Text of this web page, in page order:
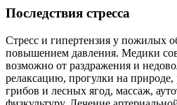
Последствия стресса
Стресс и гипертензия у пожилых
повышением давления. Медики
возможно от раздражения и
релаксацию, прогулки на
грибов и лесных ягод, массаж,